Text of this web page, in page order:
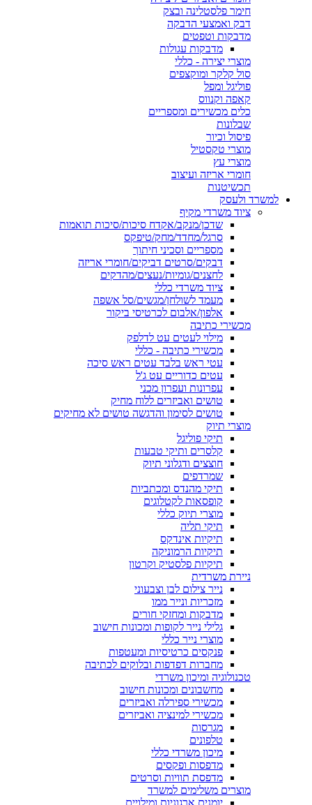
חימר פלסטלינה ובצק
דבק ואמצעי הדבקה
מדבקות וטפטים
מדבקות עגולות
מוצרי יצירה - כללי
סול קלקר ומוקצפים
פוליגל ומפל
קאפה וקנווס
כלים מכשירים ומספריים
שבלונות
פיסול וכיור
מוצרי טקסטיל
מוצרי עץ
חומרי אריזה ועיצוב
תכשיטנות
למשרד ולעסק
ציוד משרדי מקיף
שדכן/מנקב/אקדח סיכות/סיכות תואמות
סרגל/מחדד/מחק/טיפקס
מספריים וסכיני חיתוך
דבקים/סרטים דביקים/חומרי אריזה
לחצנים/גומיות/נעצים/מהדקים
ציוד משרדי כללי
מעמד לשולחן/מגשים/סל אשפה
אלפון/אלבום לכרטיסי ביקור
מכשירי כתיבה
מילוי לעטים עט לדלפק
מכשירי כתיבה - כללי
עטי ראש בלבד עטים ראש סיכה
עטים כדוריים עט ג'ל
עפרונות ועפרון מכני
טושים ואביזרים ללוח מחיק
טושים לסימון והדגשה טושים לא מחיקים
מוצרי תיוק
תיקי פוליגל
קלסרים ותיקי טבעות
חוצצים ודגלוני תיוק
שמרדפים
תיקי מהנדס ומכתביות
קופסאות לקטלוגים
מוצרי תיוק כללי
תיקי תליה
תיקיות אינדקס
תיקיות הרמוניקה
תיקיות פלסטיק וקרטון
ניירת משרדית
נייר צילום לבן וצבעוני
מזכריות ונייר ממו
מדבקות ומחזקי חורים
גלילי נייר לקופות ומכונות חישוב
מוצרי נייר כללי
פנקסים כרטיסיות ומעטפות
מחברות דפדפות ובלוקים לכתיבה
טכנולוגיה ומיכון משרדי
מחשבונים ומכונות חישוב
מכשירי ספירלה ואביזרים
מכשירי למינציה ואביזרים
מגרסות
טלפונים
מיכון משרדי כללי
מדפסות ופקסים
מדפסת תוויות וסרטים
מוצרים משלימים למשרד
יומנים ארגוניות ומילויים